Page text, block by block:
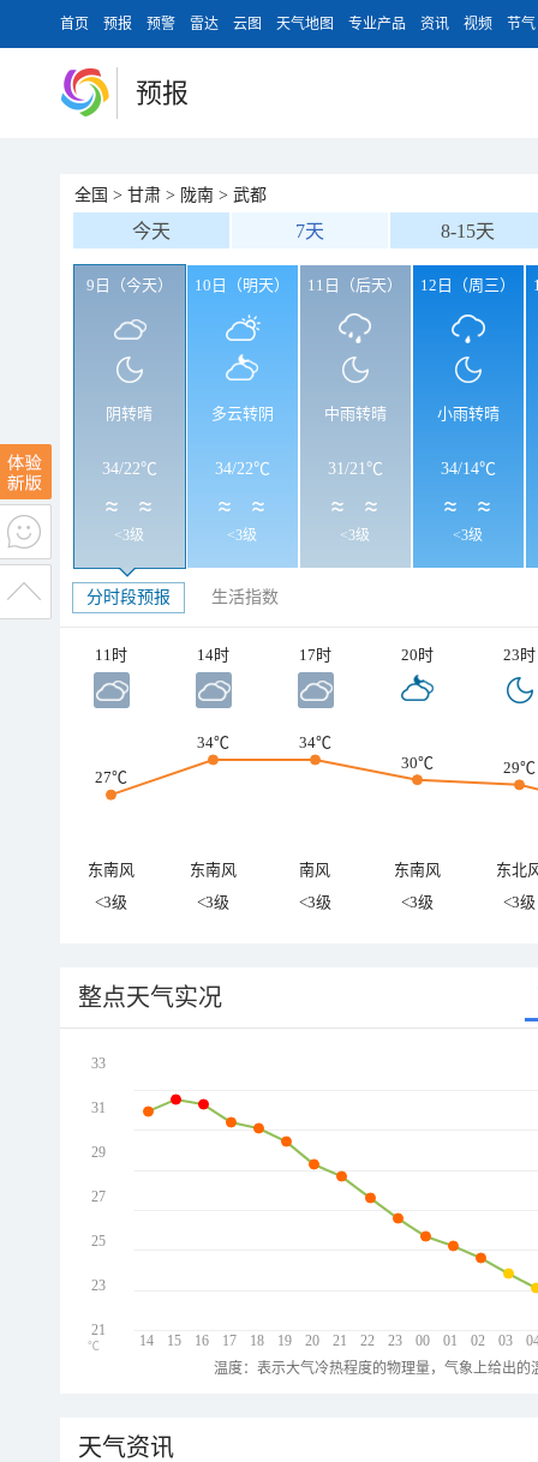
首页 预报 预警 雷达 云图 天气地图 专业产品 资讯 视频 节气
预报
全国 > 甘肃 > 陇南 > 武都
今天 7天 8-15天
9日（今天）
阴转晴
34/22℃
<3级
10日（明天）
多云转阴
34/22℃
<3级
11日（后天）
中雨转晴
31/21℃
<3级
12日（周三）
小雨转晴
34/14℃
<3级
分时段预报 生活指数
11时 14时 17时 20时 23时
27℃
34℃
34℃
30℃
29℃
东南风 东南风 南风 东南风
东北
<3级
<3级 <3级 <3级 <3级
整点天气实况
14 15 16 17 18 19 20 21 22 23 00 01 02 03
33
31
29
27
25
23
21
℃
温度：表示大气冷热程度的物理量，气象上给出
天气资讯